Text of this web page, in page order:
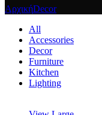
ΑρχικήDecor
All
Accessories
Decor
Furniture
Kitchen
Lighting